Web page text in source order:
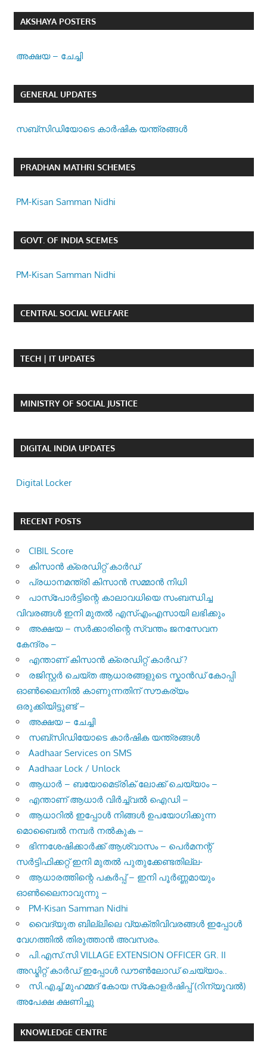
AKSHAYA POSTERS
അക്ഷയ – ചേച്ചി
GENERAL UPDATES
സബ്സിഡിയോടെ കാർഷിക യന്ത്രങ്ങൾ
PRADHAN MATHRI SCHEMES
PM-Kisan Samman Nidhi
GOVT. OF INDIA SCEMES
PM-Kisan Samman Nidhi
CENTRAL SOCIAL WELFARE
TECH | IT UPDATES
MINISTRY OF SOCIAL JUSTICE
DIGITAL INDIA UPDATES
Digital Locker
RECENT POSTS
CIBIL Score
കിസാന്‍ ക്രെ‍ഡിറ്റ് കാര്‍ഡ്
പ്രധാനമന്ത്രി കിസാന്‍ സമ്മാന്‍ നിധി
പാസ്‌പോര്‍ട്ടിന്റെ കാലാവധിയെ സംബന്ധിച്ച
വിവരങ്ങള്‍ ഇനി മുതല്‍ എസ്എംഎസായി ലഭിക്കും
അക്ഷയ – സർക്കാരിന്റെ സ്വന്തം ജനസേവന
കേന്ദ്രം –
എന്താണ് കിസാൻ ക്രെഡിറ്റ് കാർഡ് ?
രജിസ്റ്റര്‍ ചെയ്ത ആധാരങ്ങളുടെ സ്കാന്‍ഡ് കോപ്പി
ഓണ്‍ലൈനില്‍ കാണുന്നതിന് സൗകര്യം
ഒരുക്കിയിട്ടുണ്ട് –
അക്ഷയ – ചേച്ചി
സബ്സിഡിയോടെ കാർഷിക യന്ത്രങ്ങൾ
Aadhaar Services on SMS
Aadhaar Lock / Unlock
ആധാർ – ബയോമെട്രിക് ലോക്ക് ചെയ്യാം –
എന്താണ് ആധാർ വിർച്ച്വൽ ഐഡി –
ആധാറിൽ ഇപ്പോൾ നിങ്ങൾ ഉപയോഗിക്കുന്ന
മൊബൈൽ നമ്പർ നൽകുക –
ഭിന്നശേഷിക്കാർക്ക് ആശ്വാസം – പെർമനന്റ്
സർട്ടിഫിക്കറ്റ് ഇനി മുതൽ പുതുക്കേണ്ടതില്ല-
ആധാരത്തിന്റെ പകർപ്പ് – ഇനി പൂർണ്ണമായും
ഓൺലൈനാവുന്നു –
PM-Kisan Samman Nidhi
വൈദ്യുത ബില്ലിലെ വ്യക്തിവിവരങ്ങൾ ഇപ്പോൾ
വേഗത്തിൽ തിരുത്താൻ അവസരം.
പി.എസ്.സി VILLAGE EXTENSION OFFICER GR. II
അഡ്മിറ്റ് കാർഡ് ഇപ്പോൾ ഡൗൺലോഡ് ചെയ്യാം..
സി.എച്ച്.മുഹമ്മദ് കോയ സ്‌കോളർഷിപ്പ് (റിന്യൂവൽ)
അപേക്ഷ ക്ഷണിച്ചു
KNOWLEDGE CENTRE